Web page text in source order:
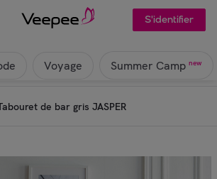
S'identifier
Voyage Summer Camp new
de bar gris JASPER